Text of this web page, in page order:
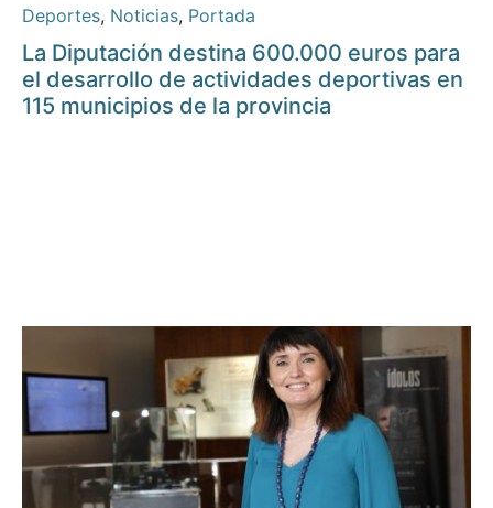
Deportes, Noticias, Portada
La Diputación destina 600.000 euros para
el desarrollo de actividades deportivas en
115 municipios de la provincia